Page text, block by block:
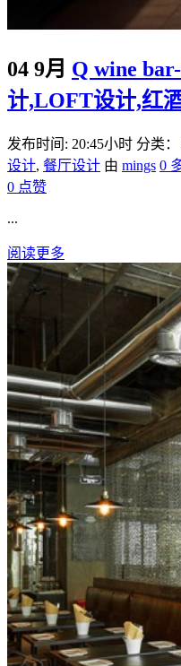
04 9月 Q wine
计,LOFT设计,红
发布时间: 20:45小时 分类：
设计, 餐厅设计 由 mings 0
0 点赞
...
阅读更多